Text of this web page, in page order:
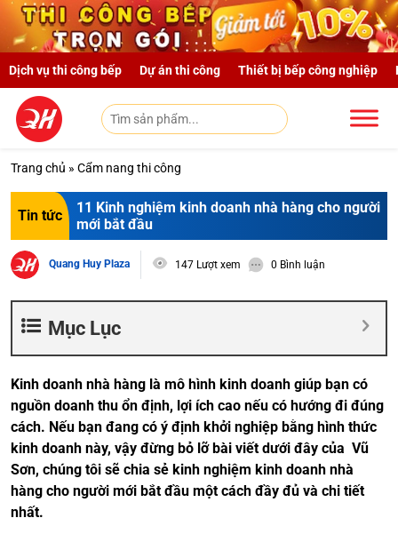
Skip to main content
Dịch vụ thi công bếp Dự án thi công Thiết bị bếp công nghiệp
Trang chủ » Cẩm nang thi công
Tin tức
11 Kinh nghiệm kinh doanh nhà hàng cho người
mới bắt đầu
Quang Huy Plaza 147 Lượt xem 0 Bình luận
Mục Lục
Kinh doanh nhà hàng là mô hình kinh doanh giúp bạn có
nguồn doanh thu ổn định, lợi ích cao nếu có hướng đi đúng
cách. Nếu bạn đang có ý định khởi nghiệp bằng hình thức
kinh doanh này, vậy đừng bỏ lỡ bài viết dưới đây của Vũ
Sơn, chúng tôi sẽ chia sẻ kinh nghiệm kinh doanh nhà
hàng cho người mới bắt đầu một cách đầy đủ và chi tiết
nhất.